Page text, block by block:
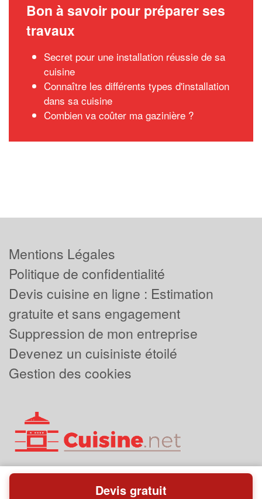
Bon à savoir pour préparer ses
travaux
Secret pour une installation réussie de sa
cuisine
Connaître les différents types d'installation
dans sa cuisine
Combien va coûter ma gazinière ?
Mentions Légales
Politique de confidentialité
Devis cuisine en ligne : Estimation
gratuite et sans engagement
Suppression de mon entreprise
Devenez un cuisiniste étoilé
Gestion des cookies
Devis gratuit